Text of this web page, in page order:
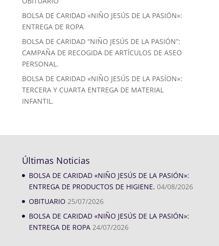
BOLSA DE CARIDAD «NIÑO JESÚS DE LA PASIÓN»:
ENTREGA DE ROPA
BOLSA DE CARIDAD “NIÑO JESÚS DE LA PASIÓN”:
CAMPAÑA DE RECOGIDA DE ARTÍCULOS DE ASEO
PERSONAL.
BOLSA DE CARIDAD «NIÑO JESÚS DE LA PASÍON»:
TERCERA Y CUARTA ENTREGA DE MATERIAL
INFANTIL.
Últimas Noticias
BOLSA DE CARIDAD «NIÑO JESÚS DE LA PASIÓN»:
ENTREGA DE PRODUCTOS DE HIGIENE. 04/08/2026
OBITUARIO 25/07/2026
BOLSA DE CARIDAD «NIÑO JESÚS DE LA PASIÓN»:
ENTREGA DE ROPA 24/07/2026